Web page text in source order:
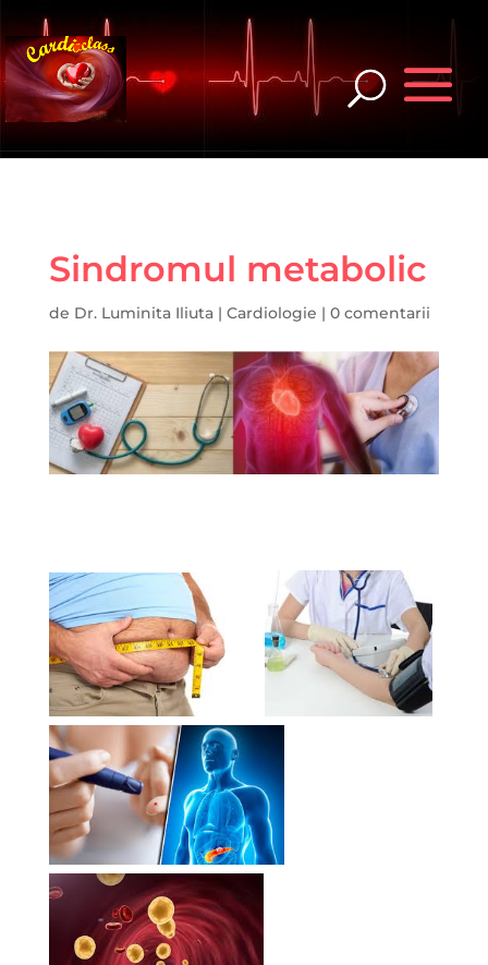
Sindromul metabolic
de Dr. Luminita Iliuta| Cardiologie | 0 comentarii